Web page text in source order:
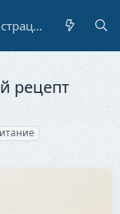
Регистрация
рецепт